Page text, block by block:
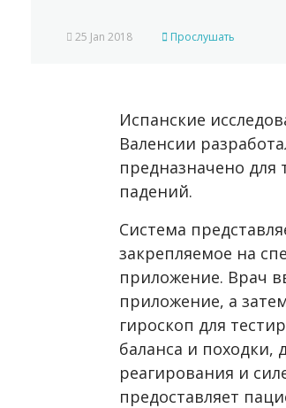
25 Jan 2018 Прослушать
Испанские
Валенсии
предназначено
падений.
Система
закрепляемое на
приложение. Врач
приложение, а
гироскоп для
баланса и походки,
реагирования и
предоставляет